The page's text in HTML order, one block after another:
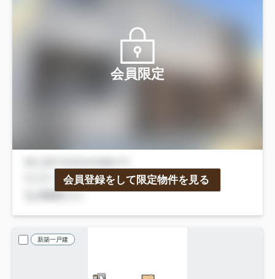
会員限定
会員登録をして限定物件を見る
新築一戸建